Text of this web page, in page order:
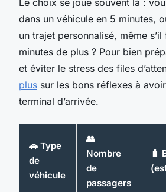
dans un véhicule en 5 minutes,
un trajet personnalisé, même
minutes de plus ? Pour bien
et éviter le stress des files
plus sur les bons réflexes à
terminal d’arrivée.
🚗 Type
de
véhicule
👥
Nombre
de
passagers
🧳